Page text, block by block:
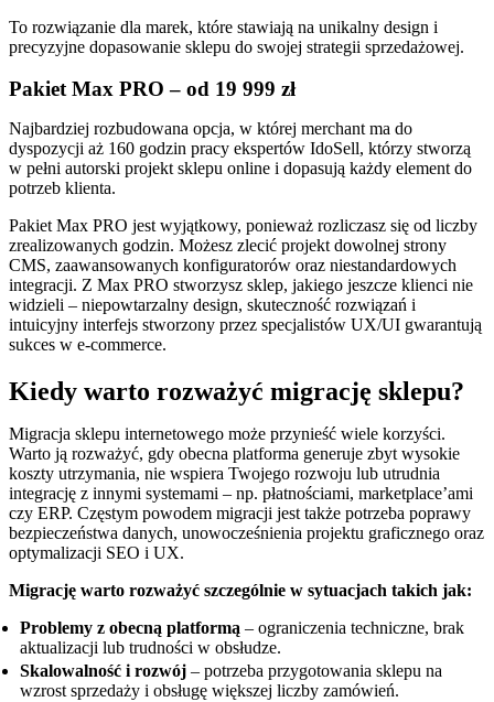
To rozwiązanie dla marek, które stawiają na unikalny design i
precyzyjne dopasowanie sklepu do swojej strategii sprzedażowej.
Pakiet Max PRO – od 19 999 zł
Najbardziej rozbudowana opcja, w której merchant ma do
dyspozycji aż 160 godzin pracy ekspertów IdoSell, którzy stworzą
w pełni autorski projekt sklepu online i dopasują każdy element do
potrzeb klienta.
Pakiet Max PRO jest wyjątkowy, ponieważ rozliczasz się od liczby
zrealizowanych godzin. Możesz zlecić projekt dowolnej strony
CMS, zaawansowanych konfiguratorów oraz niestandardowych
integracji. Z Max PRO stworzysz sklep, jakiego jeszcze klienci nie
widzieli – niepowtarzalny design, skuteczność rozwiązań i
intuicyjny interfejs stworzony przez specjalistów UX/UI gwarantują
sukces w e-commerce.
Kiedy warto rozważyć migrację sklepu?
Migracja sklepu internetowego może przynieść wiele korzyści.
Warto ją rozważyć, gdy obecna platforma generuje zbyt wysokie
koszty utrzymania, nie wspiera Twojego rozwoju lub utrudnia
integrację z innymi systemami – np. płatnościami, marketplace’ami
czy ERP. Częstym powodem migracji jest także potrzeba poprawy
bezpieczeństwa danych, unowocześnienia projektu graficznego oraz
optymalizacji SEO i UX.
Migrację warto rozważyć szczególnie w sytuacjach takich jak:
Problemy z obecną platformą – ograniczenia techniczne, brak
aktualizacji lub trudności w obsłudze.
Skalowalność i rozwój – potrzeba przygotowania sklepu na
wzrost sprzedaży i obsługę większej liczby zamówień.